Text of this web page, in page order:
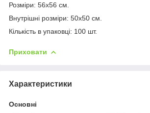
Розміри: 56х56 см.
Внутрішні розміри: 50х50 см.
Кількість в упаковці: 100 шт.
Приховати
Характеристики
Основні